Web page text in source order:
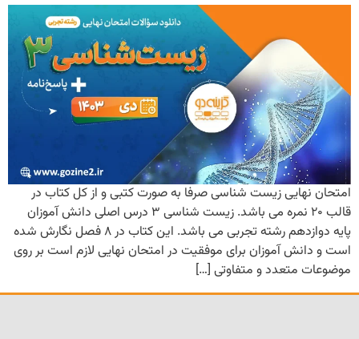
امتحان نهایی زیست شناسی صرفا به صورت کتبی و از کل کتاب در
قالب ۲۰ نمره می باشد. زیست شناسی ۳ درس اصلی دانش آموزان
پایه دوازدهم رشته تجربی می باشد. این کتاب در ۸ فصل نگارش شده
است و دانش آموزان برای موفقیت در امتحان نهایی لازم است بر روی
موضوعات متعدد و متفاوتی […]